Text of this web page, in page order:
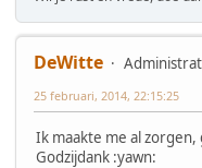
DeWitte
25 februari, 2014, 22:15:25
Ik maakte me al
Godzijdank :yawn: